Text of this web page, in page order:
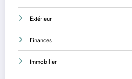
Extérieur
Finances
Immobilier